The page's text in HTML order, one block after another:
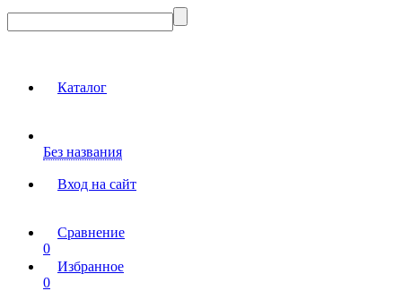
Каталог
Без названия
Вход на сайт
Сравнение
0
Избранное
0